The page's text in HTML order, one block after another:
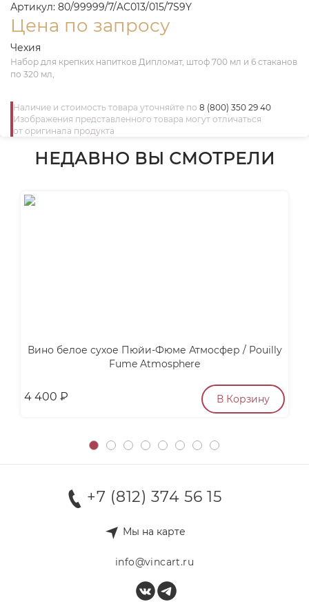
Артикул: 80/99999/7/AC013/015/7S9Y
Цена по запросу
Чехия
Набор для крепких напитков Дипломат, штоф 700 мл и 6 стаканов
по 320 мл,
Наличие и стоимость товара уточняйте по 8 (800) 350 29 40
Изображения представленного товара могут отличаться
от оригинала продукта
НЕДАВНО ВЫ СМОТРЕЛИ
Вино белое сухое Пюйи-Фюме Атмосфер / Pouilly
Fume Atmosphere
4 400 ₽ В Корзину
+7 (812) 374 56 15
Мы на карте
info@vincart.ru